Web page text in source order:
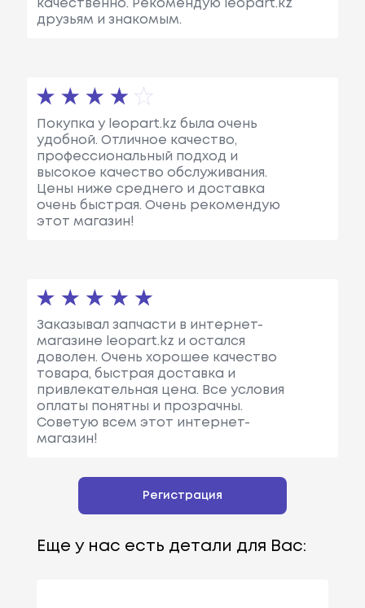
качественно. Рекомендую leopart.kz
друзьям и знакомым.
Покупка у leopart.kz была очень
удобной. Отличное качество,
профессиональный подход и
высокое качество обслуживания.
Цены ниже среднего и доставка
очень быстрая. Очень рекомендую
этот магазин!
Заказывал запчасти в интернет-
магазине leopart.kz и остался
доволен. Очень хорошее качество
товара, быстрая доставка и
привлекательная цена. Все условия
оплаты понятны и прозрачны.
Советую всем этот интернет-
магазин!
Регистрация
Еще у нас есть детали для Вас: